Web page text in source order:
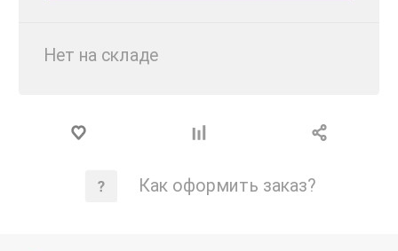
Нет на складе
Как оформить заказ?